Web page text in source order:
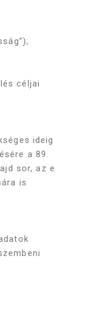
céljai
ideig
a 89.
sor, az e
is